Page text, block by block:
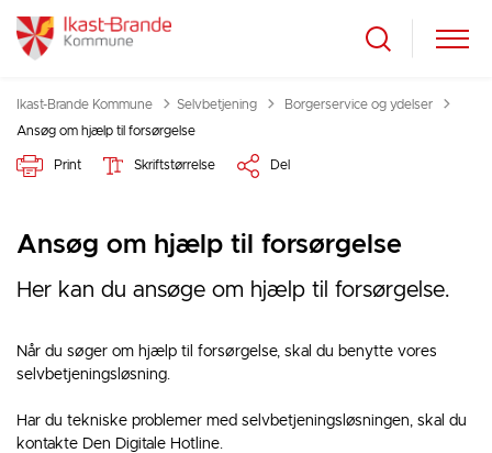
Ikast-Brande Kommune Selvbetjening
Tilbage til
Borgerservice og ydelser
Ansøg om hjælp til forsørgelse
Print Skriftstørrelse Del
Ansøg om hjælp til forsørgelse
Her kan du ansøge om hjælp til forsørgelse.
Når du søger om hjælp til forsørgelse, skal du benytte vores
selvbetjeningsløsning.
Har du tekniske problemer med selvbetjeningsløsningen, skal du
kontakte Den Digitale Hotline.